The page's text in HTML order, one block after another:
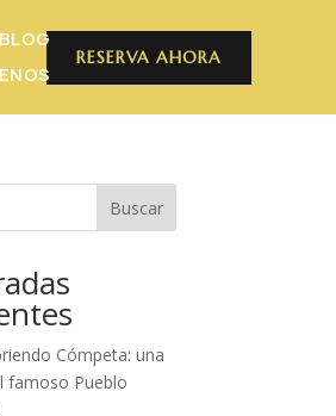
BLOG
RESERVA AHORA
Buscar
Cómpeta: una
famoso Pueblo